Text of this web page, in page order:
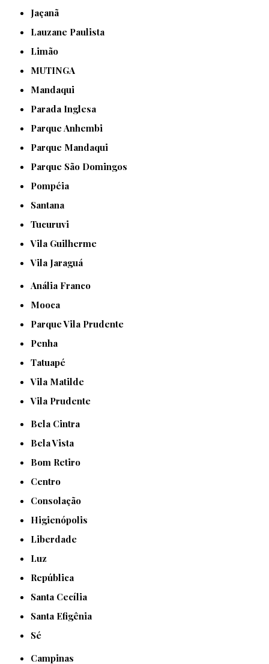
Jaçanã
Lauzane Paulista
Limão
MUTINGA
Mandaqui
Parada Inglesa
Parque Anhembi
Parque Mandaqui
Parque São Domingos
Pompéia
Santana
Tucuruvi
Vila Guilherme
Vila Jaraguá
Anália Franco
Mooca
Parque Vila Prudente
Penha
Tatuapé
Vila Matilde
Vila Prudente
Bela Cintra
Bela Vista
Bom Retiro
Centro
Consolação
Higienópolis
Liberdade
Luz
República
Santa Cecília
Santa Efigênia
Sé
Campinas